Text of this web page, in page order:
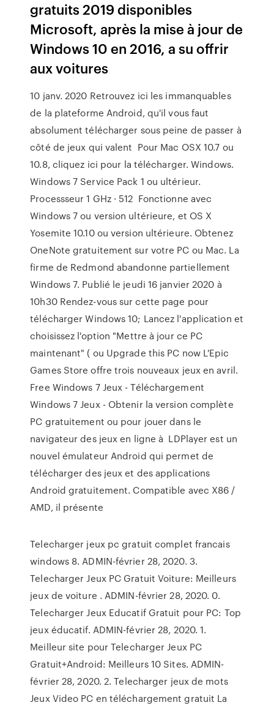
gratuits 2019 disponibles
Microsoft, après la mise à jour de
Windows 10 en 2016, a su offrir
aux voitures
10 janv. 2020 Retrouvez ici les immanquables
de la plateforme Android, qu'il vous faut
absolument télécharger sous peine de passer à
côté de jeux qui valent Pour Mac OSX 10.7 ou
10.8, cliquez ici pour la télécharger. Windows.
Windows 7 Service Pack 1 ou ultérieur.
Processseur 1 GHz · 512 Fonctionne avec
Windows 7 ou version ultérieure, et OS X
Yosemite 10.10 ou version ultérieure. Obtenez
OneNote gratuitement sur votre PC ou Mac. La
firme de Redmond abandonne partiellement
Windows 7. Publié le jeudi 16 janvier 2020 à
10h30 Rendez-vous sur cette page pour
télécharger Windows 10; Lancez l'application et
choisissez l'option "Mettre à jour ce PC
maintenant" ( ou Upgrade this PC now L'Epic
Games Store offre trois nouveaux jeux en avril.
Free Windows 7 Jeux - Téléchargement
Windows 7 Jeux - Obtenir la version complète
PC gratuitement ou pour jouer dans le
navigateur des jeux en ligne à LDPlayer est un
nouvel émulateur Android qui permet de
télécharger des jeux et des applications
Android gratuitement. Compatible avec X86 /
AMD, il présente
Telecharger jeux pc gratuit complet francais
windows 8. ADMIN-février 28, 2020. 3.
Telecharger Jeux PC Gratuit Voiture: Meilleurs
jeux de voiture . ADMIN-février 28, 2020. 0.
Telecharger Jeux Educatif Gratuit pour PC: Top
jeux éducatif. ADMIN-février 28, 2020. 1.
Meilleur site pour Telecharger Jeux PC
Gratuit+Android: Meilleurs 10 Sites. ADMIN-
février 28, 2020. 2. Telecharger jeux de mots
Jeux Video PC en téléchargement gratuit La